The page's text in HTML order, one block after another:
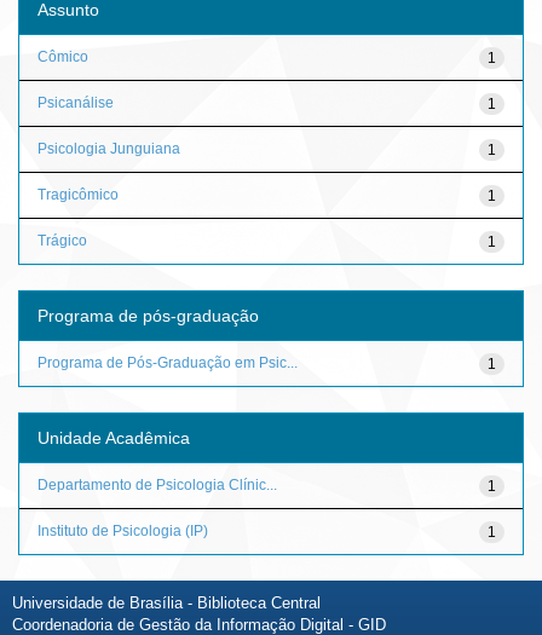
Assunto
1
Cômico
1
Psicanálise
1
Psicologia Junguiana
1
Tragicômico
1
Trágico
Programa de pós-graduação
1
Programa de Pós-Graduação em Psic...
Unidade Acadêmica
1
Departamento de Psicologia Clínic...
1
Instituto de Psicologia (IP)
Universidade de Brasília - Biblioteca Central
Coordenadoria de Gestão da Informação Digital - GID